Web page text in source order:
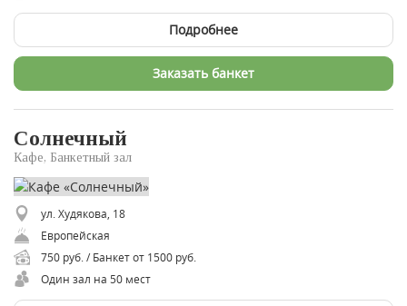
Подробнее
Заказать банкет
Солнечный
Кафе, Банкетный зал
ул. Худякова, 18
Европейская
750 руб. / Банкет от 1500 руб.
Один зал на 50 мест